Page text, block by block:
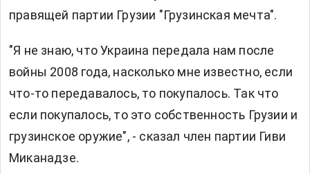
правящей партии Грузии "Грузинская мечта".
"Я не знаю, что Украина передала нам после
войны 2008 года, насколько мне известно, если
что-то передавалось, то покупалось. Так что
если покупалось, то это собственность Грузии и
грузинское оружие", - сказал член партии Гиви
Миканадзе.